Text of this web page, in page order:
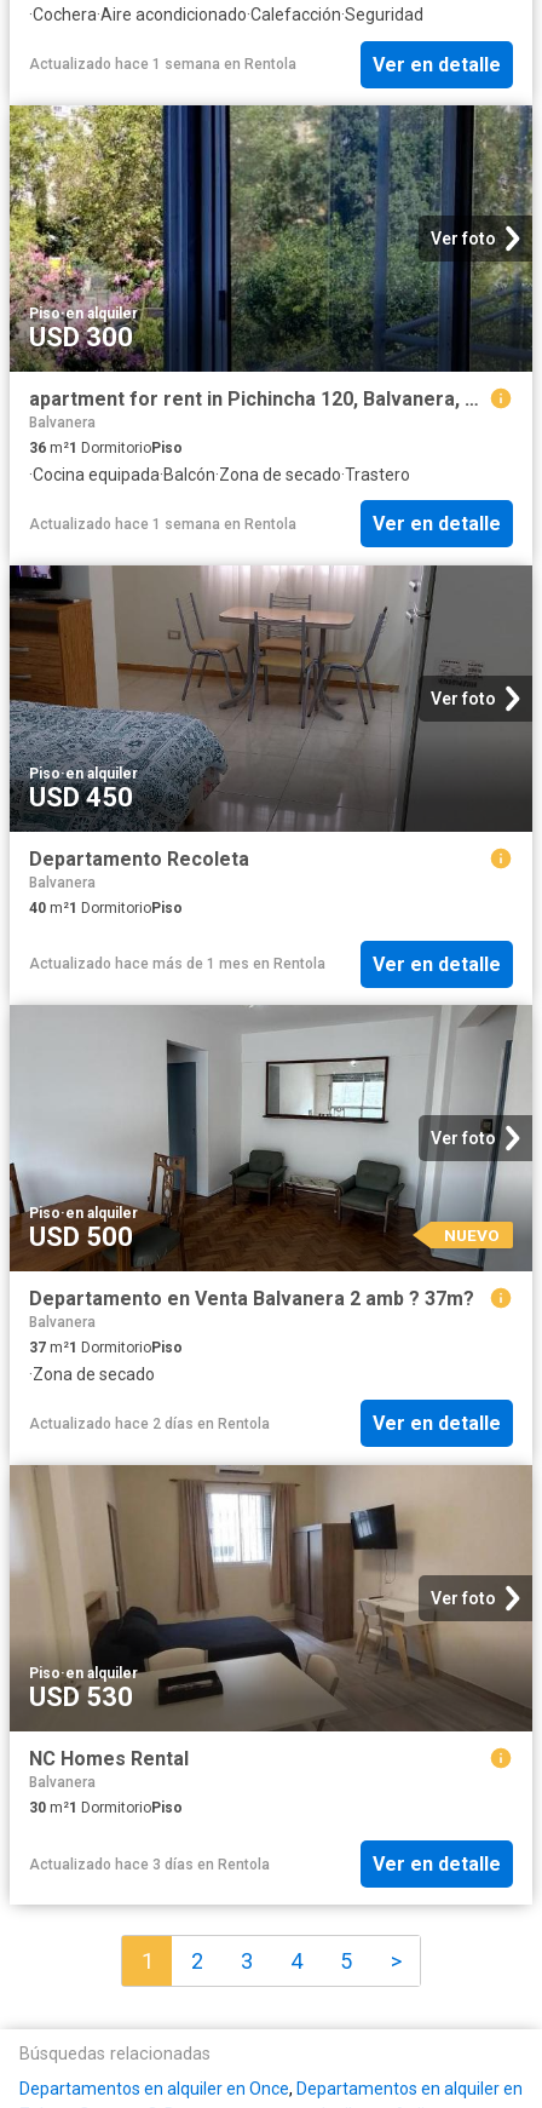
·Cochera·Aire acondicionado·Calefacción·Seguridad
Actualizado hace 1 semana en Rentola Ver en detalle
Ver foto
Piso·en alquiler
USD 300
apartment for rent in Pichincha 120, Balvanera, Ciudad Autónoma de Buenos Aires, Argentina
Balvanera
36 m²1 DormitorioPiso
·Cocina equipada·Balcón·Zona de secado·Trastero
Actualizado hace 1 semana en Rentola Ver en detalle
Ver foto
Piso·en alquiler
USD 450
Departamento Recoleta
Balvanera
40 m²1 DormitorioPiso
Actualizado hace más de 1 mes en Rentola Ver en detalle
Ver foto
Piso·en alquiler
USD 500 NUEVO
Departamento en Venta Balvanera 2 amb ? 37m?
Balvanera
37 m²1 DormitorioPiso
·Zona de secado
Actualizado hace 2 días en Rentola Ver en detalle
Ver foto
Piso·en alquiler
USD 530
NC Homes Rental
Balvanera
30 m²1 DormitorioPiso
Actualizado hace 3 días en Rentola Ver en detalle
1 2 3 4 5 >
Búsquedas relacionadas
Departamentos en alquiler en Once, Departamentos en alquiler en